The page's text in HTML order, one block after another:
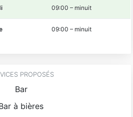
09:00 – minuit
09:00 – minuit
PROPOSÉS
Bar
à bières